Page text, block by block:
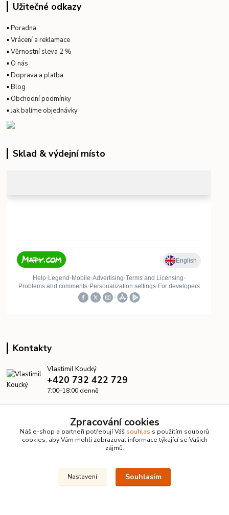
Užitečné odkazy
▪Poradna
▪Vrácení a reklamace
▪Věrnostní sleva 2 %
▪ O nás
▪Doprava a platba
▪Blog
▪ Obchodní podmínky
▪Jak balíme objednávky
Sklad & výdejní místo
Kontakty
Vlastimil Koucký
+420 732 422 729
7:00–18:00 denně
© 2026 KanalizaceLevne.cz · Všechna práva vyhrazena ·
Zpracování cookies
Náš e-shop a partneři potřebují Váš souhlas s použitím souborů
cookies, aby Vám mohli zobrazovat informace týkající se Vašich
zájmů.
Nastavení Souhlasím